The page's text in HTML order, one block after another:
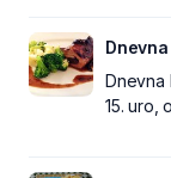
Dnevna
15. uro,